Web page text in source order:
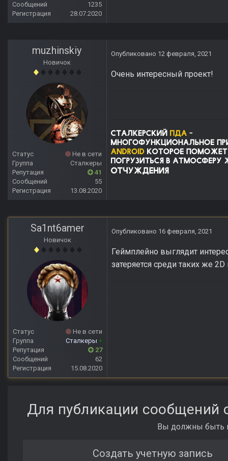
Сообщений
1235
Регистрация
28.07.2020
muzhinskiy
Новичок
Статус
Не в сети
Группа
Сталкеры
Репутация
41
Сообщений
55
Регистрация
13.08.2020
Опубликовано 12 февраля, 2021
Очень интересный проект!
Sa1nt6amer
Новичок
Статус
Не в сети
Группа
Сталкеры +
Репутация
27
Сообщений
62
Регистрация
15.08.2020
Опубликовано 16 февраля, 2021
Геймплейно выглядит
затеряется среди таких же 2D
Для публикации сообщений
Вы должны быть
Создать учетную запись